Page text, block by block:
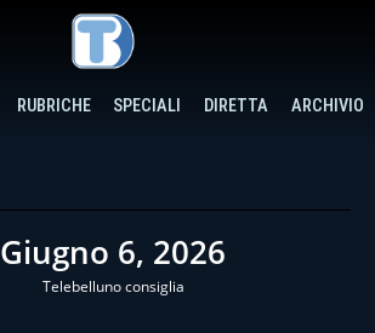
RUBRICHE SPECIALI DIRETTA ARCHIVIO
Giugno 6, 2026
Telebelluno consiglia